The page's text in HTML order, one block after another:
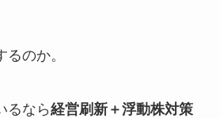
のか。
るなら経営刷新＋浮動株対策